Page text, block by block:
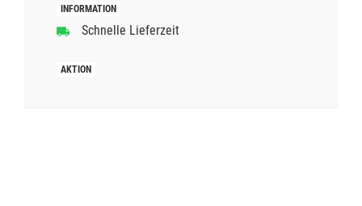
Schnelle Lieferzeit